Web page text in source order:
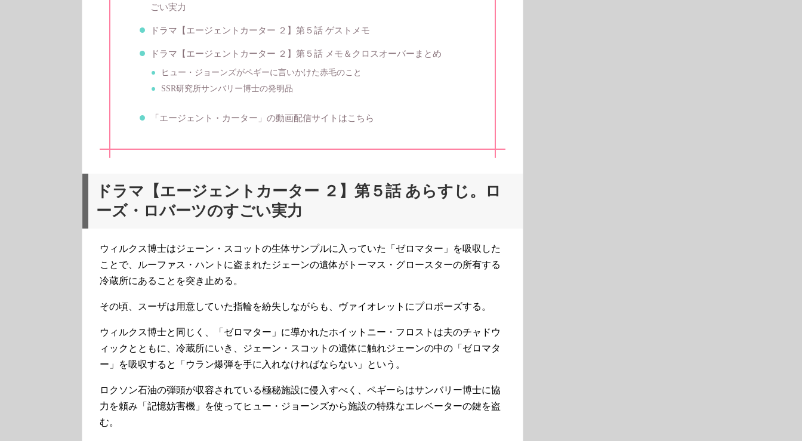
ごい実力
ドラマ【エージェントカーター ２】第５話 ゲストメモ
ドラマ【エージェントカーター ２】第５話 メモ＆クロスオーバーまとめ
ヒュー・ジョーンズがペギーに言いかけた赤毛のこと
SSR研究所サンバリー博士の発明品
「エージェント・カーター」の動画配信サイトはこちら
ドラマ【エージェントカーター ２】第５話 あらすじ。ロ
ーズ・ロバーツのすごい実力
ウィルクス博士はジェーン・スコットの生体サンプルに入っていた「ゼロマター」を吸収した
ことで、ルーファス・ハントに盗まれたジェーンの遺体がトーマス・グロースターの所有する
冷蔵所にあることを突き止める。
その頃、スーザは用意していた指輪を紛失しながらも、ヴァイオレットにプロポーズする。
ウィルクス博士と同じく、「ゼロマター」に導かれたホイットニー・フロストは夫のチャドウ
ィックとともに、冷蔵所にいき、ジェーン・スコットの遺体に触れジェーンの中の「ゼロマタ
ー」を吸収すると「ウラン爆弾を手に入れなければならない」という。
ロクソン石油の弾頭が収容されている極秘施設に侵入すべく、ペギーらはサンバリー博士に協
力を頼み「記憶妨害機」を使ってヒュー・ジョーンズから施設の特殊なエレベーターの鍵を盗
む。